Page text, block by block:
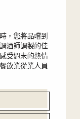
，您將品嚐到
酒師調製的佳
受週末的熱情
飲業從業人員